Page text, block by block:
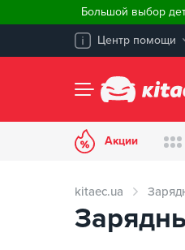
Большой выбор
Центр помощи
Акции
kitaec.ua